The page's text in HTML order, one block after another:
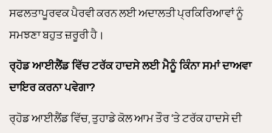
ਸਫਲਤਾਪੂਰਵਕ ਪੈਰਵੀ ਕਰਨ ਲਈ ਅਦਾਲਤੀ ਪ੍ਰਕਿਰਿਆਵਾਂ ਨੂੰ
ਸਮਝਣਾ ਬਹੁਤ ਜ਼ਰੂਰੀ ਹੈ।
ਰ੍ਹੋਡ ਆਈਲੈਂਡ ਵਿੱਚ ਟਰੱਕ ਹਾਦਸੇ ਲਈ ਮੈਨੂੰ ਕਿੰਨਾ ਸਮਾਂ ਦਾਅਵਾ
ਦਾਇਰ ਕਰਨਾ ਪਵੇਗਾ?
ਰ੍ਹੋਡ ਆਈਲੈਂਡ ਵਿੱਚ, ਤੁਹਾਡੇ ਕੋਲ ਆਮ ਤੌਰ ‘ਤੇ ਟਰੱਕ ਹਾਦਸੇ ਦੀ